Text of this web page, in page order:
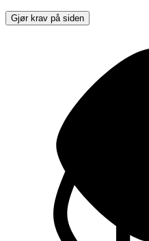
Gjør krav på siden